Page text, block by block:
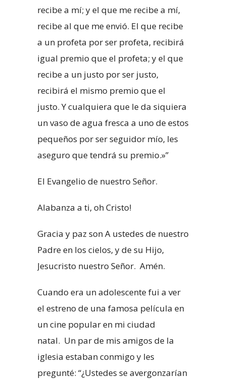
recibe a mí; y el que me recibe a mí,
recibe al que me envió. El que recibe
a un profeta por ser profeta, recibirá
igual premio que el profeta; y el que
recibe a un justo por ser justo,
recibirá el mismo premio que el
justo. Y cualquiera que le da siquiera
un vaso de agua fresca a uno de estos
pequeños por ser seguidor mío, les
aseguro que tendrá su premio.»”
El Evangelio de nuestro Señor.
Alabanza a ti, oh Cristo!
Gracia y paz son A ustedes de nuestro
Padre en los cielos, y de su Hijo,
Jesucristo nuestro Señor. Amén.
Cuando era un adolescente fui a ver
el estreno de una famosa película en
un cine popular en mi ciudad
natal. Un par de mis amigos de la
iglesia estaban conmigo y les
pregunté: “¿Ustedes se avergonzarían